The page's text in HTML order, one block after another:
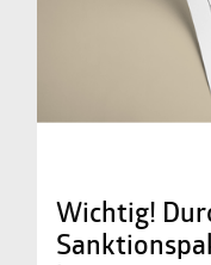
Wichtig!